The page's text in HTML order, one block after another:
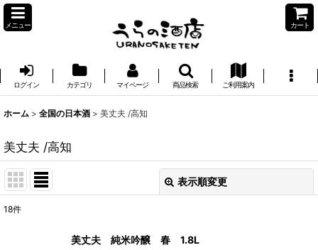
メニュー カート
ログイン カテゴリ マイページ 商品検索 ご利用案内
ホーム > 全国の日本酒 > 美丈夫 /高知
美丈夫 /高知
表示順変更
18件
美丈夫 純米吟醸 春 1.8L